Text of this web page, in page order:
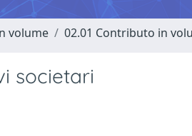
volume 02.01 Contributo in
societari